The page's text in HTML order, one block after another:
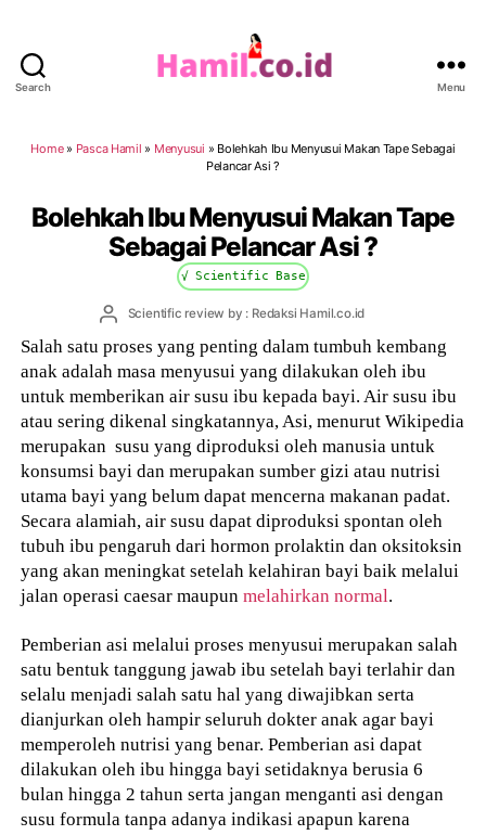
Search Menu
Home» Pasca Hamil » Menyusui » Bolehkah Ibu Menyusui Makan Tape Sebagai
Pelancar Asi ?
Bolehkah Ibu Menyusui Makan Tape
Sebagai Pelancar Asi ?
√ Scientific Base
PostScientific review by : Redaksi Hamil.co.id
Salah satu proses yang penting dalam tumbuh kembang
anak adalah masa menyusui yang dilakukan oleh ibu
untuk memberikan air susu ibu kepada bayi. Air susu ibu
atau sering dikenal singkatannya, Asi, menurut Wikipedia
merupakan susu yang diproduksi oleh manusia untuk
konsumsi bayi dan merupakan sumber gizi atau nutrisi
utama bayi yang belum dapat mencerna makanan padat.
Secara alamiah, air susu dapat diproduksi spontan oleh
tubuh ibu pengaruh dari hormon prolaktin dan oksitoksin
yang akan meningkat setelah kelahiran bayi baik melalui
jalan operasi caesar maupunmelahirkan normal.
Pemberian asi melalui proses menyusui merupakan salah
satu bentuk tanggung jawab ibu setelah bayi terlahir dan
selalu menjadi salah satu hal yang diwajibkan serta
dianjurkan oleh hampir seluruh dokter anak agar bayi
memperoleh nutrisi yang benar. Pemberian asi dapat
dilakukan oleh ibu hingga bayi setidaknya berusia 6
bulan hingga 2 tahun serta jangan menganti asi dengan
susu formula tanpa adanya indikasi apapun karena